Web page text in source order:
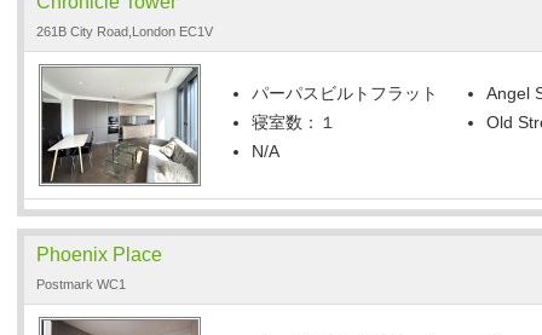
261B City Road,London EC1V
パーパスビルトフラット
寝室数：１
N/A
Angel
Old
Phoenix Place
Postmark WC1